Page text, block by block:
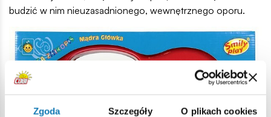
Zgoda Szczegóły O plikach cookies
budzić w nim nieuzasadnionego, wewnętrznego oporu.